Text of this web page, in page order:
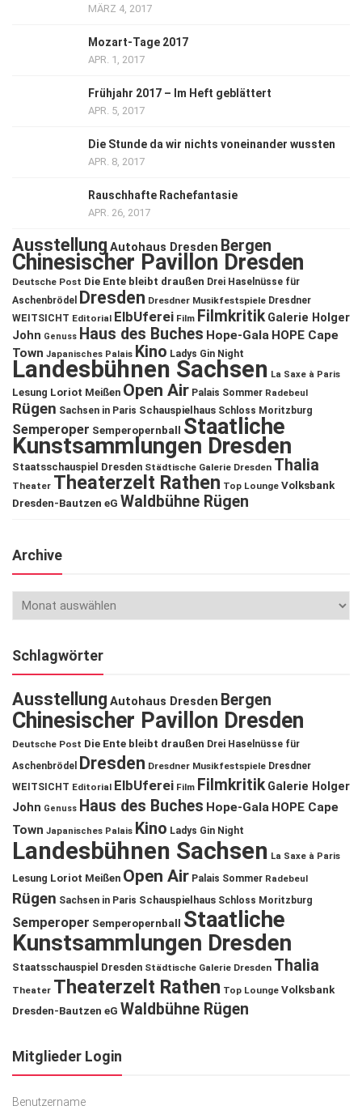
MÄRZ 4, 2017
Mozart-Tage 2017
APR. 1, 2017
Frühjahr 2017 – Im Heft geblättert
APR. 5, 2017
Die Stunde da wir nichts voneinander wussten
APR. 8, 2017
Rauschhafte Rachefantasie
APR. 26, 2017
Ausstellung Autohaus Dresden Bergen
Chinesischer Pavillon Dresden
Deutsche Post Die Ente bleibt draußen Drei Haselnüsse für
Aschenbrödel
Dresden Dresdner Musikfestspiele Dresdner
WEITSICHT Editorial ElbUferei Film Filmkritik Galerie Holger
John Genuss Haus des Buches Hope-Gala HOPE Cape
Town Japanisches Palais Kino Ladys Gin Night
Landesbühnen Sachsen La Saxe à Paris
Lesung Loriot Meißen Open Air Palais Sommer Radebeul
Rügen Sachsen in Paris Schauspielhaus Schloss Moritzburg
Semperoper Semperopernball Staatliche
Kunstsammlungen Dresden
Staatsschauspiel Dresden Städtische Galerie Dresden Thalia
Theater Theaterzelt Rathen Top Lounge Volksbank
Dresden-Bautzen eG Waldbühne Rügen
Archive
Schlagwörter
Ausstellung Autohaus Dresden Bergen
Chinesischer Pavillon Dresden
Deutsche Post Die Ente bleibt draußen Drei Haselnüsse für
Aschenbrödel
Dresden Dresdner Musikfestspiele Dresdner
WEITSICHT Editorial ElbUferei Film Filmkritik Galerie Holger
John Genuss Haus des Buches Hope-Gala HOPE Cape
Town Japanisches Palais Kino Ladys Gin Night
Landesbühnen Sachsen La Saxe à Paris
Lesung Loriot Meißen Open Air Palais Sommer Radebeul
Rügen Sachsen in Paris Schauspielhaus Schloss Moritzburg
Semperoper Semperopernball
Staatliche
Kunstsammlungen Dresden
Staatsschauspiel Dresden Städtische Galerie Dresden Thalia
Theater Theaterzelt Rathen Top Lounge Volksbank
Dresden-Bautzen eG Waldbühne Rügen
Mitglieder Login
Benutzername